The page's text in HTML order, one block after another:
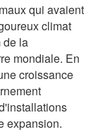
qui avaient
climat
de la
mondiale. En
croissance
expansion.